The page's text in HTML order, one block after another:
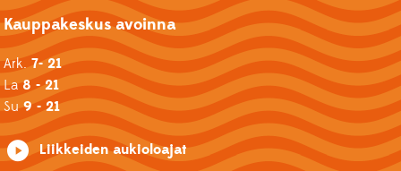
Kauppakeskus avoinna
Ark.7- 21
La8 - 21
Su9 - 21
Liikkeiden aukioloajat